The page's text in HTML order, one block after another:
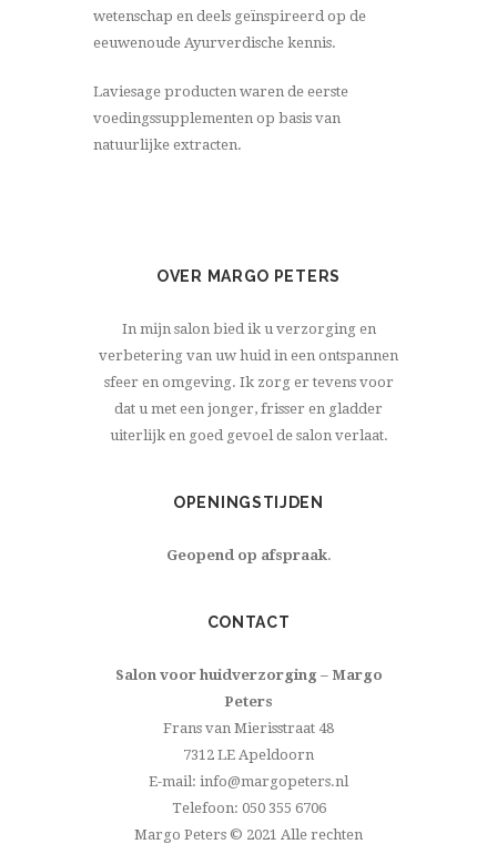
wetenschap en deels geïnspireerd op de
eeuwenoude Ayurverdische kennis.
Laviesage producten waren de eerste
voedingssupplementen op basis van
natuurlijke extracten.
OVER MARGO PETERS
In mijn salon bied ik u verzorging en
verbetering van uw huid in een ontspannen
sfeer en omgeving. Ik zorg er tevens voor
dat u met een jonger, frisser en gladder
uiterlijk en goed gevoel de salon verlaat.
OPENINGSTIJDEN
Geopend op afspraak.
CONTACT
Salon voor huidverzorging – Margo
Peters
Frans van Mierisstraat 48
7312 LE Apeldoorn
E-mail: info@margopeters.nl
Telefoon: 050 355 6706
Margo Peters © 2021 Alle rechten